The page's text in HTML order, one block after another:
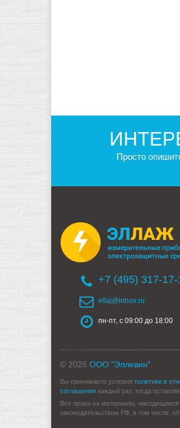
Просто
+7 (495) 317-17-
ellaj@inbox.ru
пн-пт, с 09:00 до 18:00
© 2026 ООО "Эллевин"
Вы принимаете условия политики в
соглашения каждый раз, когда
Все права на материалы,
законодательством РФ, в том числе,